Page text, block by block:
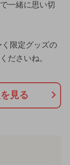
一緒に思い切
限定グッズの
ださいね。
見る